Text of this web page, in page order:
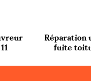
11
Réparation
fuite